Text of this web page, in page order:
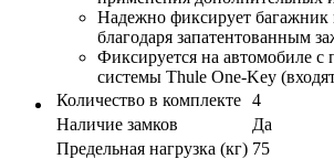
Надежно фиксирует багажник
благодаря запатентованным
Фиксируется на автомобиле
системы Thule One-Key
Количество в комплекте 4
Наличие замков
Да
Предельная нагрузка (кг) 75